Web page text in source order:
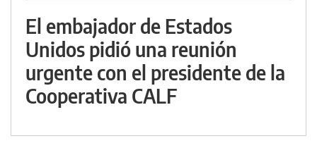
El embajador de Estados
Unidos pidió una reunión
urgente con el presidente de la
Cooperativa CALF